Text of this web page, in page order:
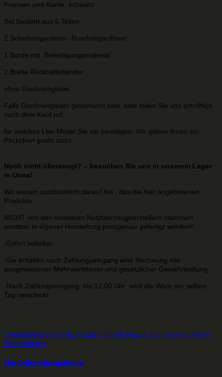
Fransen und Kante: schwarz
Set besteht aus 5 Teilen
2 Scheibengardinen -Rundumgardinen
1 Borde mit Befestigungsmaterial
2 Breite Rückhaltebänder
ohne Gardinengleiter.
Falls Gardinengleiter gewünscht sind, bitte teilen Sie uns schriftlich
nach dem Kauf mit,
für welches Lkw-Model Sie sie benötigen. Wir geben Ihnen ein
Päckchen gratis dazu.
Noch nicht überzeugt? – besuchen Sie uns in unserem Lager
in Unna!
Wir weisen ausdrücklich darauf hin , das die hier angebotenen
Produkte
NICHT von den einzelnen Nutzfahrzeugherstellern stammen
sondern in eigener Herstellung passgenau gefertigt werden!!
-Sofort lieferbar
-Sie erhalten nach Zahlungseingang eine Rechnung inkl.
ausgewiesener Mehrwertsteuer und gesetzlicher Gewährleistung
-Nach Zahlungseingang bis 12.00 Uhr wird die Ware am selben
Tag verschickt.
verdunkelnd actros tgx scania volfo fh renault daf iveco str plissee
lkw gardinen
Herstellerinformationen